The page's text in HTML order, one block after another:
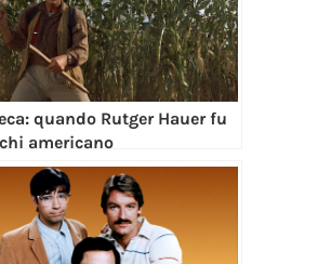
quando Rutger Hauer fu
americano